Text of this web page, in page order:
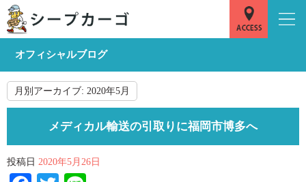
オフィシャルブログ
月別アーカイブ: 2020年5月
メディカル輸送の引取りに福岡市博多へ
投稿日 2020年5月26日